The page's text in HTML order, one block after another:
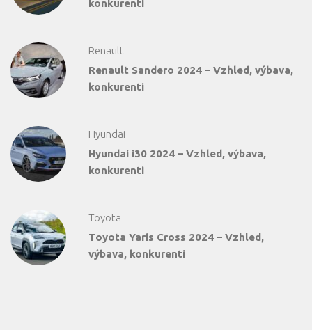
konkurenti
Renault
Renault Sandero 2024 – Vzhled, výbava,
konkurenti
Hyundai
Hyundai i30 2024 – Vzhled, výbava,
konkurenti
Toyota
Toyota Yaris Cross 2024 – Vzhled,
výbava, konkurenti